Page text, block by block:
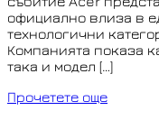
официално влиза в
технологични
Компанията показа
така и модел […]
Прочетете още